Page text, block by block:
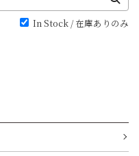
In Stock / 在庫ありのみ